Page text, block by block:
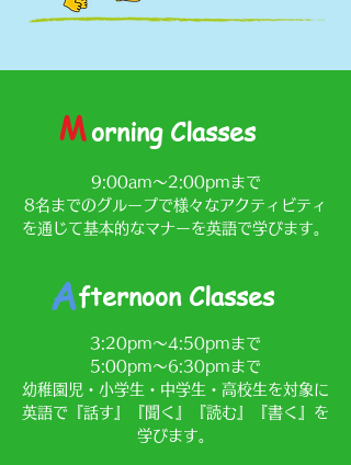
Morning Classes
9:00am〜2:00pmまで
​8名までのグループで様々なアクティビティ
を通じて基本的なマナーを英語で学びます。
Afternoon Classes
3:20pm〜4:50pmまで
5:00pm〜6:30pmまで
幼稚園児・小学生・中学生・高校生を対象に
英語で『話す』『聞く』『読む』『書く』を
学びます。